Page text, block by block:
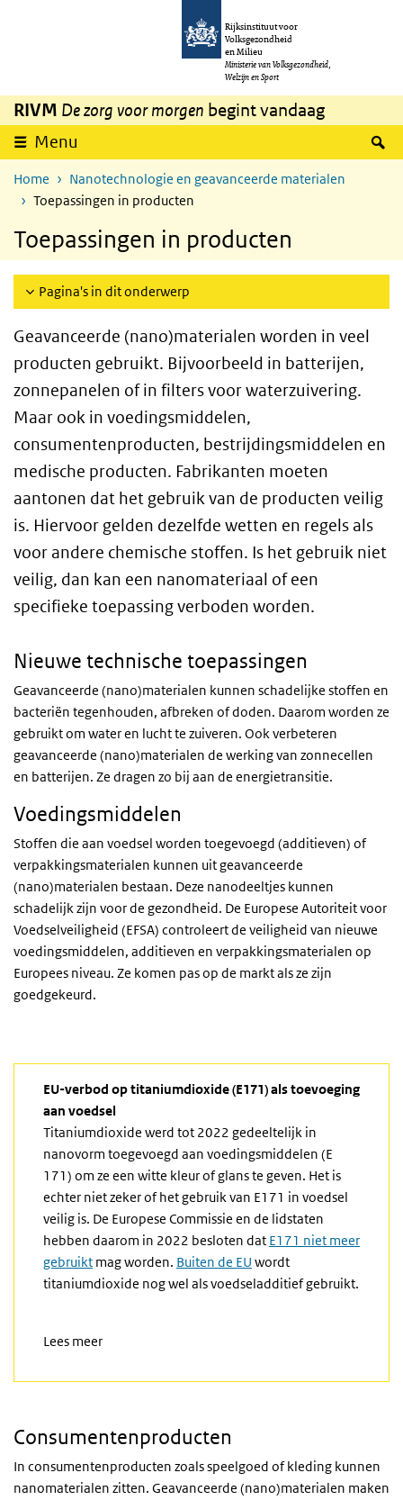
Overslaan en naar de inhoud gaan
Rijksinstituut voor
Volksgezondheid
en Milieu
Ministerie van Volksgezondheid,
Welzijn en Sport
RIVM De zorg voor morgen begint vandaag
Menu
Home
Nanotechnologie en geavanceerde materialen
Toepassingen in producten
Toepassingen in producten
Pagina's in dit onderwerp
Geavanceerde (nano)materialen worden in veel
producten gebruikt. Bijvoorbeeld in batterijen,
zonnepanelen of in filters voor waterzuivering.
Maar ook in voedingsmiddelen,
consumentenproducten, bestrijdingsmiddelen en
medische producten. Fabrikanten moeten
aantonen dat het gebruik van de producten veilig
is. Hiervoor gelden dezelfde wetten en regels als
voor andere chemische stoffen. Is het gebruik niet
veilig, dan kan een nanomateriaal of een
specifieke toepassing verboden worden.
Nieuwe technische toepassingen
Geavanceerde (nano)materialen kunnen schadelijke stoffen en
bacteriën tegenhouden, afbreken of doden. Daarom worden ze
gebruikt om water en lucht te zuiveren. Ook verbeteren
geavanceerde (nano)materialen de werking van zonnecellen
en batterijen. Ze dragen zo bij aan de energietransitie.
Voedingsmiddelen
Stoffen die aan voedsel worden toegevoegd (additieven) of
verpakkingsmaterialen kunnen uit geavanceerde
(nano)materialen bestaan. Deze nanodeeltjes kunnen
schadelijk zijn voor de gezondheid. De Europese Autoriteit voor
Voedselveiligheid (EFSA) controleert de veiligheid van nieuwe
voedingsmiddelen, additieven en verpakkingsmaterialen op
Europees niveau. Ze komen pas op de markt als ze zijn
goedgekeurd.
EU-verbod op titaniumdioxide (E171) als toevoeging
aan voedsel
Titaniumdioxide werd tot 2022 gedeeltelijk in
nanovorm toegevoegd aan voedingsmiddelen (E
171) om ze een witte kleur of glans te geven. Het is
echter niet zeker of het gebruik van E171 in voedsel
veilig is. De Europese Commissie en de lidstaten
hebben daarom in 2022 besloten dat E171 niet meer
gebruikt mag worden. Buiten de EU wordt
titaniumdioxide nog wel als voedseladditief gebruikt.
Lees meer
Consumentenproducten
In consumentenproducten zoals speelgoed of kleding kunnen
nanomaterialen zitten. Geavanceerde (nano)materialen maken